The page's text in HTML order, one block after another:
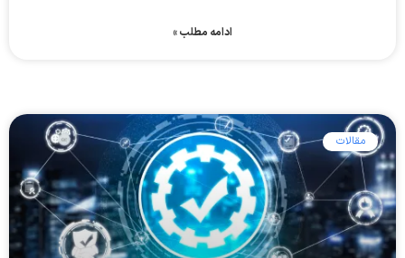
ادامه مطلب »
مقالات